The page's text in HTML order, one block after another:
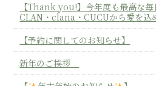
【Thank you!】今年度も最高な毎
CLAN・clana・CUCUから愛を込
【予約に関してのお知らせ】
新年のご挨拶